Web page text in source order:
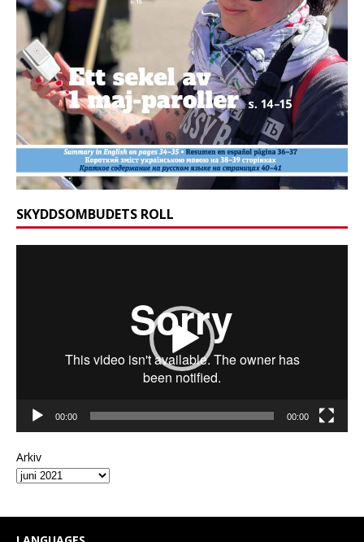
SKYDDSOMBUDETS ROLL
00:00 00:00
Arkiv